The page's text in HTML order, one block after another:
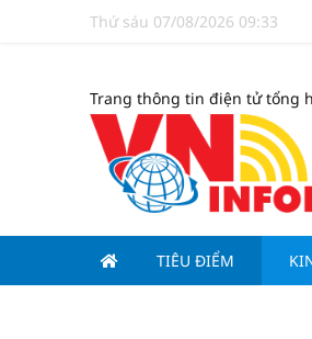
Thứ sáu 07/08/2026 09:33
Trang thông tin điện tử tổng
TIÊU ĐIỂM